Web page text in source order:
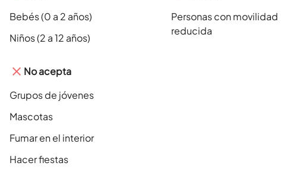
Bebés (0 a 2 años)
Niños (2 a 12 años)
Personas con movilidad
reducida
No acepta
Grupos de jóvenes
Mascotas
Fumar en el interior
Hacer fiestas